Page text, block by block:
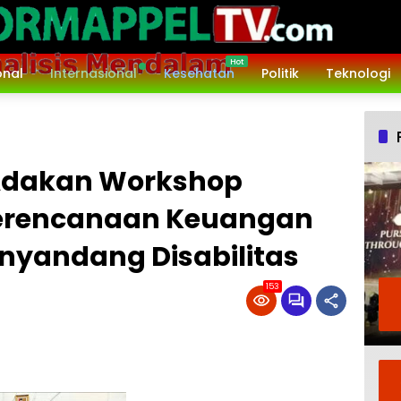
Internasional Kesehatan Politik Teknologi
Workshop
Keuangan
Disabilitas
153